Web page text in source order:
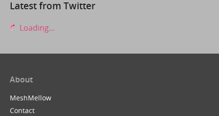
Latest from Twitter
Loading...
About
MeshMellow
Contact